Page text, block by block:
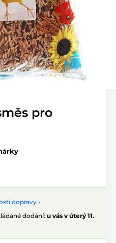
pro
dopravy ›
dodání: u vás v úterý 11.